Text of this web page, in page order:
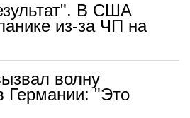
В США
из-за ЧП на
волну
Германии: "Это